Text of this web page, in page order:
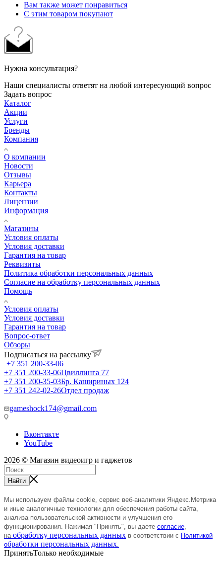
Вам также может понравиться
С этим товаром покупают
Нужна консультация?
Наши специалисты ответят на любой интересующий вопрос
Задать вопрос
Каталог
Акции
Услуги
Бренды
Компания
О компании
Новости
Отзывы
Карьера
Контакты
Лицензии
Информация
Магазины
Условия оплаты
Условия доставки
Гарантия на товар
Реквизиты
Политика обработки персональных данных
Согласие на обработку персональных данных
Помощь
Условия оплаты
Условия доставки
Гарантия на товар
Вопрос-ответ
Обзоры
Подписаться на рассылку
+7 351 200-33-06
+7 351 200-33-06Цвиллинга 77
+7 351 200-35-03Бр. Кашириных 124
+7 351 242-02-26Отдел продаж
gameshock174@gmail.com
Вконтакте
YouTube
2026 © Магазин видеоигр и гаджетов
Найти
Мы используем файлы cookie, сервис веб-аналитики Яндекс.Метрика
и иные аналогичные технологии для обеспечения работы сайта,
анализа пользовательской активности и улучшения его
функционирования. Нажимая "Принять", вы даете согласие,
на обработку персональных данных в соответствии с Политикой
обработки персональных данных.
ПринятьТолько необходимые